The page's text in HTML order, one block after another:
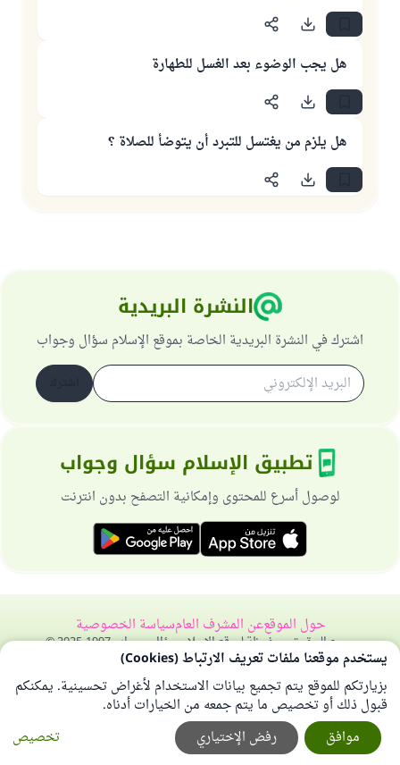
هل يجب الوضوء بعد الغسل للطهارة
هل يلزم من يغتسل للتبرد أن يتوضأ للصلاة ؟
النشرة البريدية
اشترك في النشرة البريدية الخاصة بموقع الإسلام سؤال وجواب
تطبيق الإسلام سؤال وجواب
لوصول أسرع للمحتوى وإمكانية التصفح بدون انترنت
حول الموقععن المشرف العامسياسة الخصوصية
جميع الحقوق محفوظة لموقع الإسلام سؤال وجواب 1997-2025 ©
يستخدم موقعنا ملفات تعريف الارتباط (Cookies)
بزيارتكم للموقع يتم تجميع بيانات الاستخدام لأغراض تحسينية. يمكنكم
قبول ذلك أو تخصيص ما يتم جمعه من الخيارات أدناه.
تخصيص
رفض الإختياري موافق